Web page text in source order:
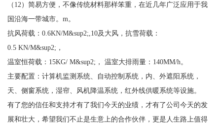
（12）简易方便，不像传统材料那样笨重，在近几年广泛应用于我
国沿海一带城市。m。
抗风荷载：0.6KN/M&sup2;,10及大风，抗雪荷载：
0.5 KN/M&sup2;，
温室恒荷载：15KG/ M&sup2;， 温室大排雨量：140MM/h。
主要配置：计算机监测系统、自动控制系统，内、外遮阳系统，
天、侧窗系统，湿帘、风机降温系统，红外线供暖系统等设施。
有了您的信任和支持才有了我们今天的业绩，才有了公司今天的发
展和壮大，希望我们不止是生意上的合作伙伴，更是人生路上值得